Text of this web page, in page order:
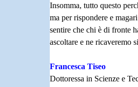
Insomma, tutto questo
ma per rispondere e
sentire che chi è di fronte
ascoltare e ne ricaveremo
Francesca Tiseo
Dottoressa in Scienze e